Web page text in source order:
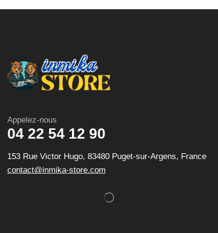
Appelez-nous
04 22 54 12 90
153 Rue Victor Hugo, 83480 Puget-sur-Argens, France
contact@inmika-store.com